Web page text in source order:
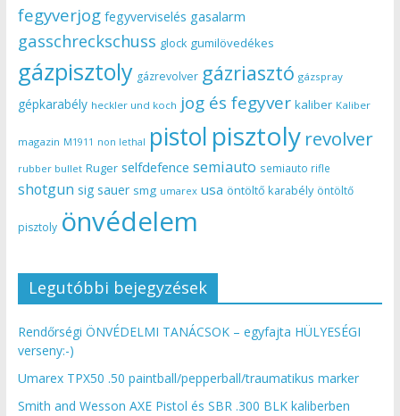
fegyverjog fegyverviselés gasalarm
gasschreckschuss glock gumilövedékes
gázpisztoly gázrevolver gázriasztó gázspray
gépkarabély heckler und koch jog és fegyver kaliber Kaliber
magazin M1911 non lethal pistol pisztoly revolver
rubber bullet Ruger selfdefence semiauto semiauto rifle
shotgun sig sauer smg umarex usa öntöltő karabély öntöltő
pisztoly önvédelem
Legutóbbi bejegyzések
Rendőrségi ÖNVÉDELMI TANÁCSOK – egyfajta HÜLYESÉGI
verseny:-)
Umarex TPX50 .50 paintball/pepperball/traumatikus marker
Smith and Wesson AXE Pistol és SBR .300 BLK kaliberben